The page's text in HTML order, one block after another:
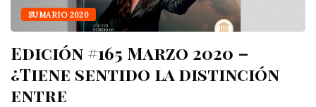
SUMARIO 2020
Edición #165 Marzo 2020 –
¿Tiene sentido la distinción
entre